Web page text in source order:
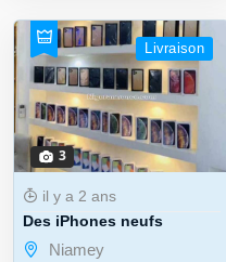
3
Livraison
il y a 2 ans
Des iPhones neufs
Niamey